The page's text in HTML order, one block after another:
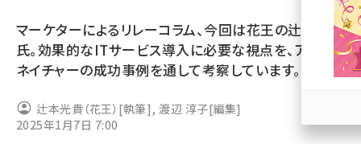
note (2312)
セミナー (2303)
z世代 (1622)
meo (1275)
マーケターによるリレーコラム、今回は花王の辻本光貴
氏。効果的なITサービス導入に必要な視点を、アート
ネイチャーの成功事例を通して考察しています。
辻本光貴（花王） [執筆] ,渡辺 淳子[編集]
2025年1月7日 7:00